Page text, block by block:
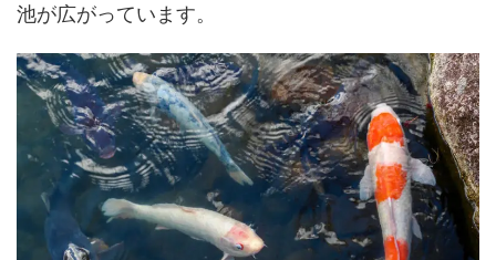
池が広がっています。